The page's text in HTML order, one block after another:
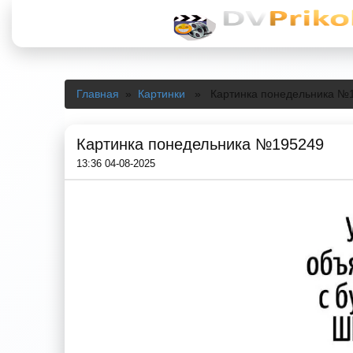
Главная » Картинки » Картинка понедельника
Картинка понедельника №195249
13:36 04-08-2025